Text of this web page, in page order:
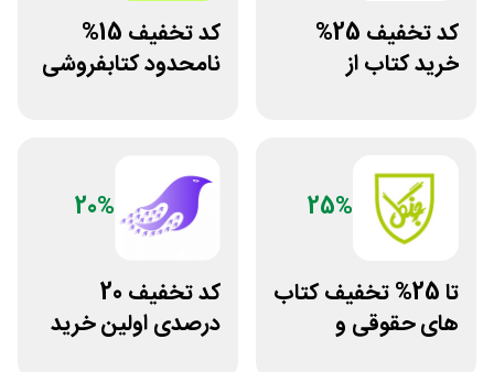
کد تخفیف 25%
خرید کتاب از
کد تخفیف 15%
نامحدود کتابفروشی
25%
تا 25% تخفیف کتاب
های حقوقی و
20%
کد تخفیف 20
درصدی اولین خرید